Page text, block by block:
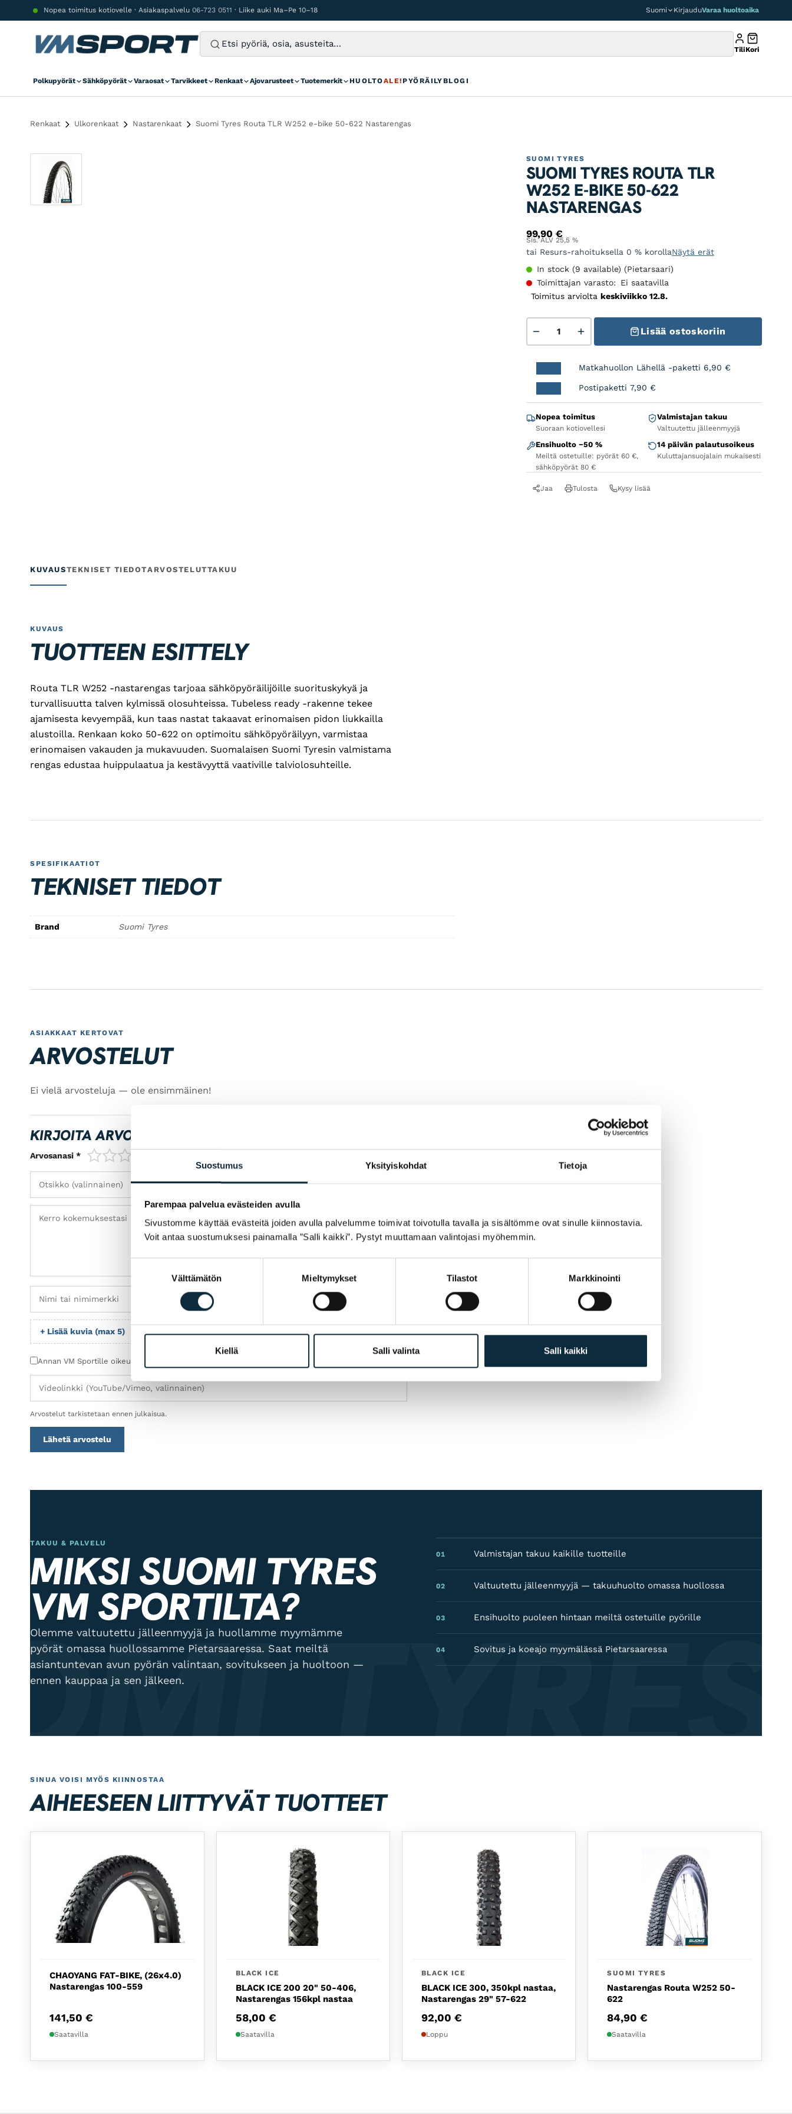
Suostumus Yksityiskohdat Tietoja
Parempaa palvelua evästeiden avulla
Sivustomme käyttää evästeitä joiden avulla palvelumme toimivat toivotulla tavalla ja sisältömme ovat sinulle kiinnostavia.
Voit antaa suostumuksesi painamalla ”Salli kaikki”. Pystyt muuttamaan valintojasi myöhemmin.
valinta
Välttämätön Mieltymykset Tilastot Markkinointi
Kiellä Salli valinta Salli kaikki
Siirry sisältöönNopea toimitus kotiovelle · Asiakaspalvelu 06-723 0511 · Liike auki Ma–Pe 10–18 Suomi KirjauduVaraa huoltoaika
TiliKori
Polkupyörät Sähköpyörät Varaosat Tarvikkeet Renkaat Ajovarusteet Tuotemerkit HUOLTOALE!PYÖRÄILYBLOGI
Renkaat Ulkorenkaat Nastarenkaat Suomi Tyres Routa TLR W252 e-bike 50-622 Nastarengas
SUOMI TYRES
SUOMI TYRES ROUTA TLR
W252 E-BIKE 50-622
NASTARENGAS
99,90 €
Sis. ALV 25,5 %
tai Resurs-rahoituksella 0 % korollaNäytä erät
In stock (9 available) (Pietarsaari)
Toimittajan varasto:
Ei saatavilla
Toimitus arviolta keskiviikko 12.8.
Lisää ostoskoriin
Matkahuollon Lähellä -paketti 6,90 €
Postipaketti 7,90 €
Nopea toimitus
Suoraan kotiovellesi
Valmistajan takuu
Valtuutettu jälleenmyyjä
Ensihuolto −50 %
Meiltä ostetuille: pyörät 60 €,
sähköpyörät 80 €
14 päivän palautusoikeus
Kuluttajansuojalain mukaisesti
Jaa Tulosta Kysy lisää
KUVAUSTEKNISET TIEDOTARVOSTELUTTAKUU
KUVAUS
TUOTTEEN ESITTELY
Routa TLR W252 -nastarengas tarjoaa sähköpyöräilijöille suorituskykyä ja
turvallisuutta talven kylmissä olosuhteissa. Tubeless ready -rakenne tekee
ajamisesta kevyempää, kun taas nastat takaavat erinomaisen pidon liukkailla
alustoilla. Renkaan koko 50-622 on optimoitu sähköpyöräilyyn, varmistaa
erinomaisen vakauden ja mukavuuden. Suomalaisen Suomi Tyresin valmistama
rengas edustaa huippulaatua ja kestävyyttä vaativille talviolosuhteille.
SPESIFIKAATIOT
TEKNISET TIEDOT
Brand Suomi Tyres
ASIAKKAAT KERTOVAT
ARVOSTELUT
Ei vielä arvosteluja — ole ensimmäinen!
KIRJOITA ARVOSTELU
Arvosanasi * 1/5 2/53/54/55/5
+ Lisää kuvia (max 5)
Annan VM Sportille oikeuden julkaista lähettämäni kuvat arvostelun yhteydessä.
Arvostelut tarkistetaan ennen julkaisua.
Lähetä arvostelu
TYRES
TAKUU & PALVELU
MIKSI SUOMI TYRES
VM SPORTILTA?
Olemme valtuutettu jälleenmyyjä ja huollamme myymämme
pyörät omassa huollossamme Pietarsaaressa. Saat meiltä
asiantuntevan avun pyörän valintaan, sovitukseen ja huoltoon —
ennen kauppaa ja sen jälkeen.
01 Valmistajan takuu kaikille tuotteille
02 Valtuutettu jälleenmyyjä — takuuhuolto omassa huollossa
03 Ensihuolto puoleen hintaan meiltä ostetuille pyörille
04 Sovitus ja koeajo myymälässä Pietarsaaressa
SINUA VOISI MYÖS KIINNOSTAA
AIHEESEEN LIITTYVÄT TUOTTEET
CHAOYANG FAT-BIKE, (26x4.0)
Nastarengas 100-559
141,50€
Saatavilla
BLACK ICE
BLACK ICE 200 20" 50-406,
Nastarengas 156kpl nastaa
58,00 €
Saatavilla
BLACK ICE
BLACK ICE 300, 350kpl nastaa,
Nastarengas 29" 57-622
92,00 €
Loppu
SUOMI TYRES
Nastarengas Routa W252 50-
622
84,90€
Saatavilla